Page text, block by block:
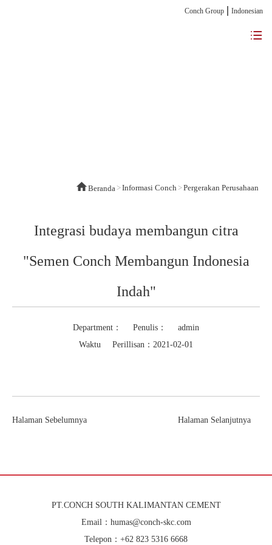
Conch Group Indonesian
Beranda >Informasi Conch >Pergerakan Perusahaan
Integrasi budaya membangun citra
"Semen Conch Membangun Indonesia
Indah"
Department： Penulis： admin
Waktu Perillisan：2021-02-01
Halaman Sebelumnya Halaman Selanjutnya
PT.CONCH SOUTH KALIMANTAN CEMENT
Email：humas@conch-skc.com
Telepon：+62 823 5316 6668